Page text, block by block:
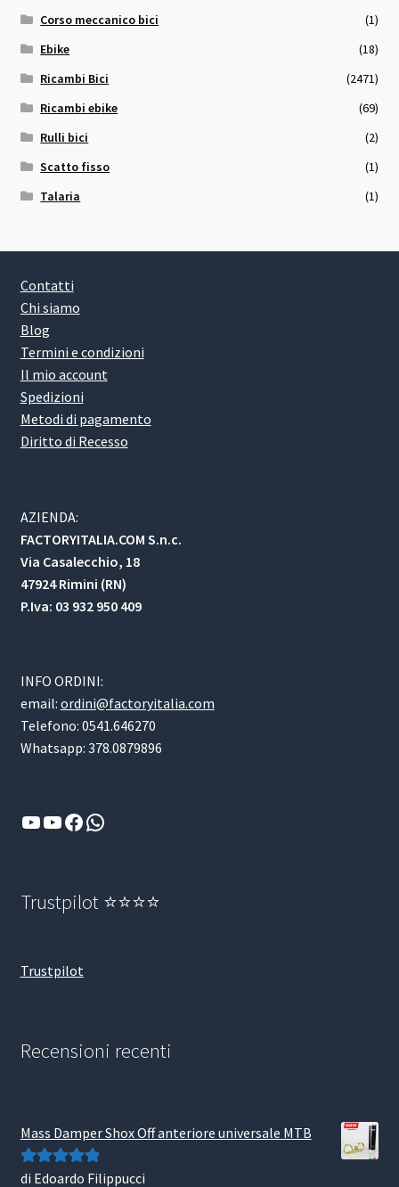
Corso meccanico bici
(1)
Ebike
(18)
Ricambi Bici
(2471)
Ricambi ebike
(69)
Rulli bici
(2)
Scatto fisso
(1)
Talaria
(1)
Contatti
Chi siamo
Blog
Termini e condizioni
Il mio account
Spedizioni
Metodi di pagamento
Diritto di Recesso
AZIENDA:
FACTORYITALIA.COM S.n.c.
Via Casalecchio, 18
47924 Rimini (RN)
P.Iva: 03 932 950 409
INFO ORDINI:
email: ordini@factoryitalia.com
Telefono: 0541.646270
Whatsapp: 378.0879896
YouTube
YouTube
Facebook
WhatsApp
Trustpilot ⭐⭐⭐⭐
Trustpilot
Recensioni recenti
Mass Damper Shox Off anteriore universale MTB
Valutato5su
di Edoardo Filippucci